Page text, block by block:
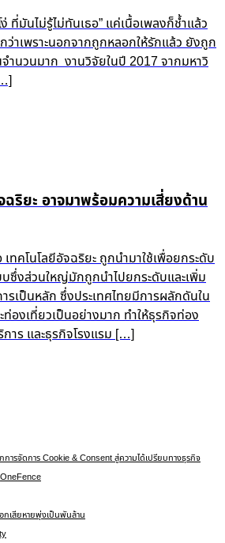
ที่มันไม่รู้ไม่ทันเธอ” แค่เนื้อเพลงก็ช้ำแล้ว
ว่าเพราะนอกจากถูกหลอกให้รักแล้ว ยังถูก
นวนมาก งานวิจัยในปี 2017 จากมหาวิ
ฉริยะ อาจมาพร้อมความเสี่ยงด้าน
ทคโนโลยีอัจฉริยะ ถูกนำมาใช้เพื่อยกระดับ
ซึ่งส่วนใหญ่มักถูกนำไปยกระดับและเพิ่ม
รเป็นหลัก ซึ่งประเทศไทยมีการผลักดันใน
องเที่ยวเป็นอย่างมาก ทำให้ธุรกิจท่อง
าร และธุรกิจโรงแรม […]
ารจัดการ Cookie & Consent สู่ความได้เปรียบทางธุรกิจ
OneFence
เสียหายพุ่งเป็นพันล้าน